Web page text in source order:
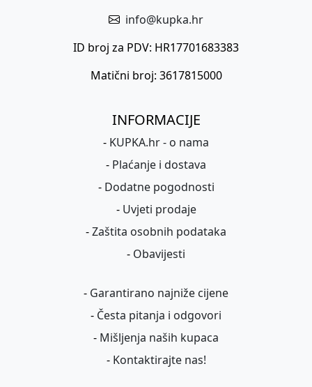
info@kupka.hr
ID broj za PDV: HR17701683383
Matični broj: 3617815000
INFORMACIJE
- KUPKA.hr - o nama
- Plaćanje i dostava
- Dodatne pogodnosti
- Uvjeti prodaje
-Zaštita osobnih podataka
- Obavijesti
- Garantirano najniže cijene
- Česta pitanja i odgovori
- Mišljenja naših kupaca
- Kontaktirajte nas!